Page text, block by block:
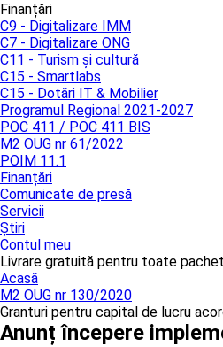
Finanțări
C9 - Digitalizare IMM
C7 - Digitalizare ONG
C11 - Turism și cultură
C15 - Smartlabs
C15 - Dotări IT & Mobilier
Programul Regional 2021-2027
POC 411 / POC 411 BIS
M2 OUG nr 61/2022
POIM 11.1
Finanțări
Comunicate de presă
Servicii
Știri
Contul meu
Livrare gratuită pentru toate
Acasă
M2 OUG nr 130/2020
Granturi pentru capital de lucru
Anunț începere